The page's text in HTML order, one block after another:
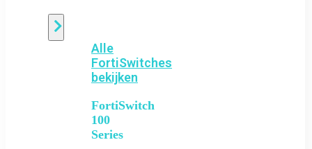
Alle
FortiSwitches
bekijken
FortiSwitch
100
Series